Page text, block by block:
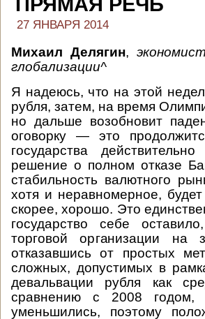
27 ЯНВАРЯ 2014
Михаил Делягин,
глобализации^
Я надеюсь, что на этой
рубля, затем, на время
но дальше возобновит
оговорку — это
государства
решение о полном отказе
стабильность валютного
хотя и неравномерное,
скорее, хорошо. Это
государство себе
торговой организации на
отказавшись от простых
сложных, допустимых в
девальвации рубля как
сравнению с 2008
уменьшились, поэтому